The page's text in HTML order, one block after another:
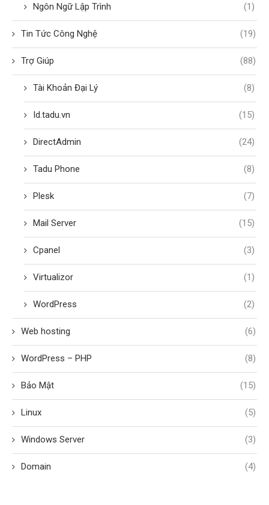
Trợ Giúp (88)
Tài Khoản Đại Lý (8)
Id.tadu.vn (15)
DirectAdmin (24)
Tadu Phone (8)
Plesk (7)
Mail Server (15)
Cpanel (3)
Virtualizor (1)
WordPress (2)
Web hosting (6)
WordPress – PHP (8)
Bảo Mật (15)
Linux (5)
Windows Server (3)
Domain (4)
BÀI VIẾT GẦN ĐÂY